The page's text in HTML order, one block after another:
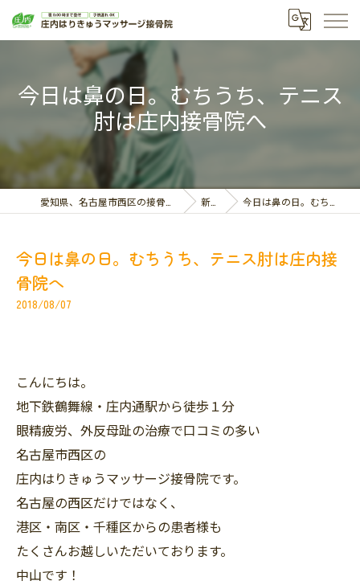
今日は鼻の日。むちうち、テニス
肘は庄内接骨院へ
新着情報 今日は鼻の日。むちうち、テニス肘は庄内接骨院へ
今日は鼻の日。むちうち、テニス肘は庄内接
骨院へ
2018/08/07
こんにちは。
地下鉄鶴舞線・庄内通駅から徒歩１分
眼精疲労、外反母趾の治療で口コミの多い
名古屋市西区の
庄内はりきゅうマッサージ接骨院です。
名古屋の西区だけではなく、
港区・南区・千種区からの患者様も
たくさんお越しいただいております。
中山です！